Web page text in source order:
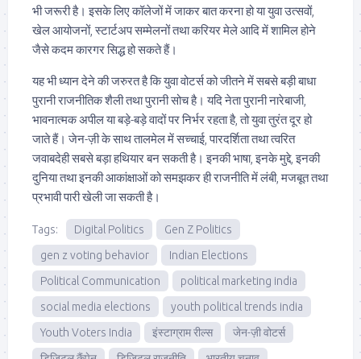
भी जरूरी है। इसके लिए कॉलेजों में जाकर बात करना हो या युवा उत्सवों,
खेल आयोजनों, स्टार्टअप सम्मेलनों तथा करियर मेले आदि में शामिल होने
जैसे कदम कारगर सिद्ध हो सकते हैं।
यह भी ध्यान देने की जरुरत है कि युवा वोटर्स को जीतने में सबसे बड़ी बाधा
पुरानी राजनीतिक शैली तथा पुरानी सोच है। यदि नेता पुरानी नारेबाजी,
भावनात्मक अपील या बड़े-बड़े वादों पर निर्भर रहता है, तो युवा तुरंत दूर हो
जाते हैं। जेन-ज़ी के साथ तालमेल में सच्चाई, पारदर्शिता तथा त्वरित
जवाबदेही सबसे बड़ा हथियार बन सकती है। इनकी भाषा, इनके मुद्दे, इनकी
दुनिया तथा इनकी आकांक्षाओं को समझकर ही राजनीति में लंबी, मजबूत तथा
प्रभावी पारी खेली जा सकती है।
Tags: Digital Politics
Gen Z Politics
gen z voting behavior
Indian Elections
Political Communication
political marketing india
social media elections
youth political trends india
Youth Voters India
इंस्टाग्राम रील्स
जेन-ज़ी वोटर्स